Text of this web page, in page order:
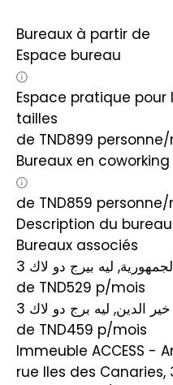
Bureaux à partir de
Espace bureau
Espace pratique
tailles
de TND899
Bureaux en coworking
de TND859 personne/
Description du bureau
Bureaux associés
ليه بيرج دو لاك 3
de TND529 p/mois
الدين, ليه برج دو لاك 3
de TND459 p/mois
Immeuble ACCESS -
rue Iles des Canaries,